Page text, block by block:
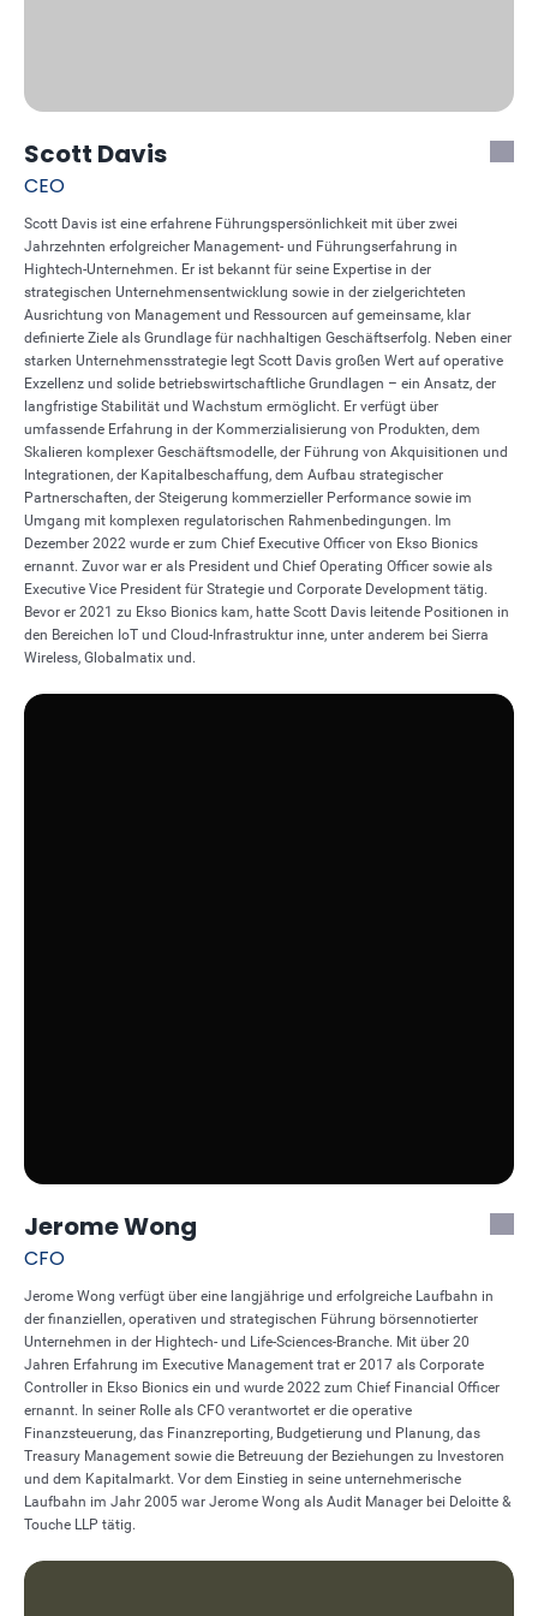
Scott Davis
CEO
Scott Davis ist eine erfahrene Führungspersönlichkeit mit über zwei
Jahrzehnten erfolgreicher Management- und Führungserfahrung in
Hightech-Unternehmen. Er ist bekannt für seine Expertise in der
strategischen Unternehmensentwicklung sowie in der zielgerichteten
Ausrichtung von Management und Ressourcen auf gemeinsame, klar
definierte Ziele als Grundlage für nachhaltigen Geschäftserfolg. Neben einer
starken Unternehmensstrategie legt Scott Davis großen Wert auf operative
Exzellenz und solide betriebswirtschaftliche Grundlagen – ein Ansatz, der
langfristige Stabilität und Wachstum ermöglicht. Er verfügt über
umfassende Erfahrung in der Kommerzialisierung von Produkten, dem
Skalieren komplexer Geschäftsmodelle, der Führung von Akquisitionen und
Integrationen, der Kapitalbeschaffung, dem Aufbau strategischer
Partnerschaften, der Steigerung kommerzieller Performance sowie im
Umgang mit komplexen regulatorischen Rahmenbedingungen. Im
Dezember 2022 wurde er zum Chief Executive Officer von Ekso Bionics
ernannt. Zuvor war er als President und Chief Operating Officer sowie als
Executive Vice President für Strategie und Corporate Development tätig.
Bevor er 2021 zu Ekso Bionics kam, hatte Scott Davis leitende Positionen in
den Bereichen IoT und Cloud-Infrastruktur inne, unter anderem bei Sierra
Wireless, Globalmatix und.
Jerome Wong
CFO
Jerome Wong verfügt über eine langjährige und erfolgreiche Laufbahn in
der finanziellen, operativen und strategischen Führung börsennotierter
Unternehmen in der Hightech- und Life-Sciences-Branche. Mit über 20
Jahren Erfahrung im Executive Management trat er 2017 als Corporate
Controller in Ekso Bionics ein und wurde 2022 zum Chief Financial Officer
ernannt. In seiner Rolle als CFO verantwortet er die operative
Finanzsteuerung, das Finanzreporting, Budgetierung und Planung, das
Treasury Management sowie die Betreuung der Beziehungen zu Investoren
und dem Kapitalmarkt. Vor dem Einstieg in seine unternehmerische
Laufbahn im Jahr 2005 war Jerome Wong als Audit Manager bei Deloitte &
Touche LLP tätig.